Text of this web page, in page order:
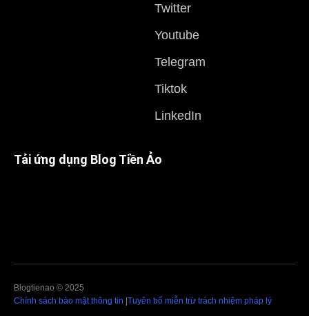
Twitter
Youtube
Telegram
Tiktok
LinkedIn
Tải ứng dụng Blog Tiền Ảo
Blogtienao © 2025
Chính sách bảo mật thông tin Tuyên bố miễn trừ trách nhiệm pháp lý